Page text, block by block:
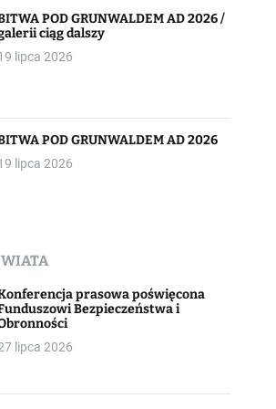
POD GRUNWALDEM AD 2026 /
ciąg dalszy
lipca 2026
POD GRUNWALDEM AD 2026
lipca 2026
prasowa poświęcona
Bezpieczeństwa i
lipca 2026